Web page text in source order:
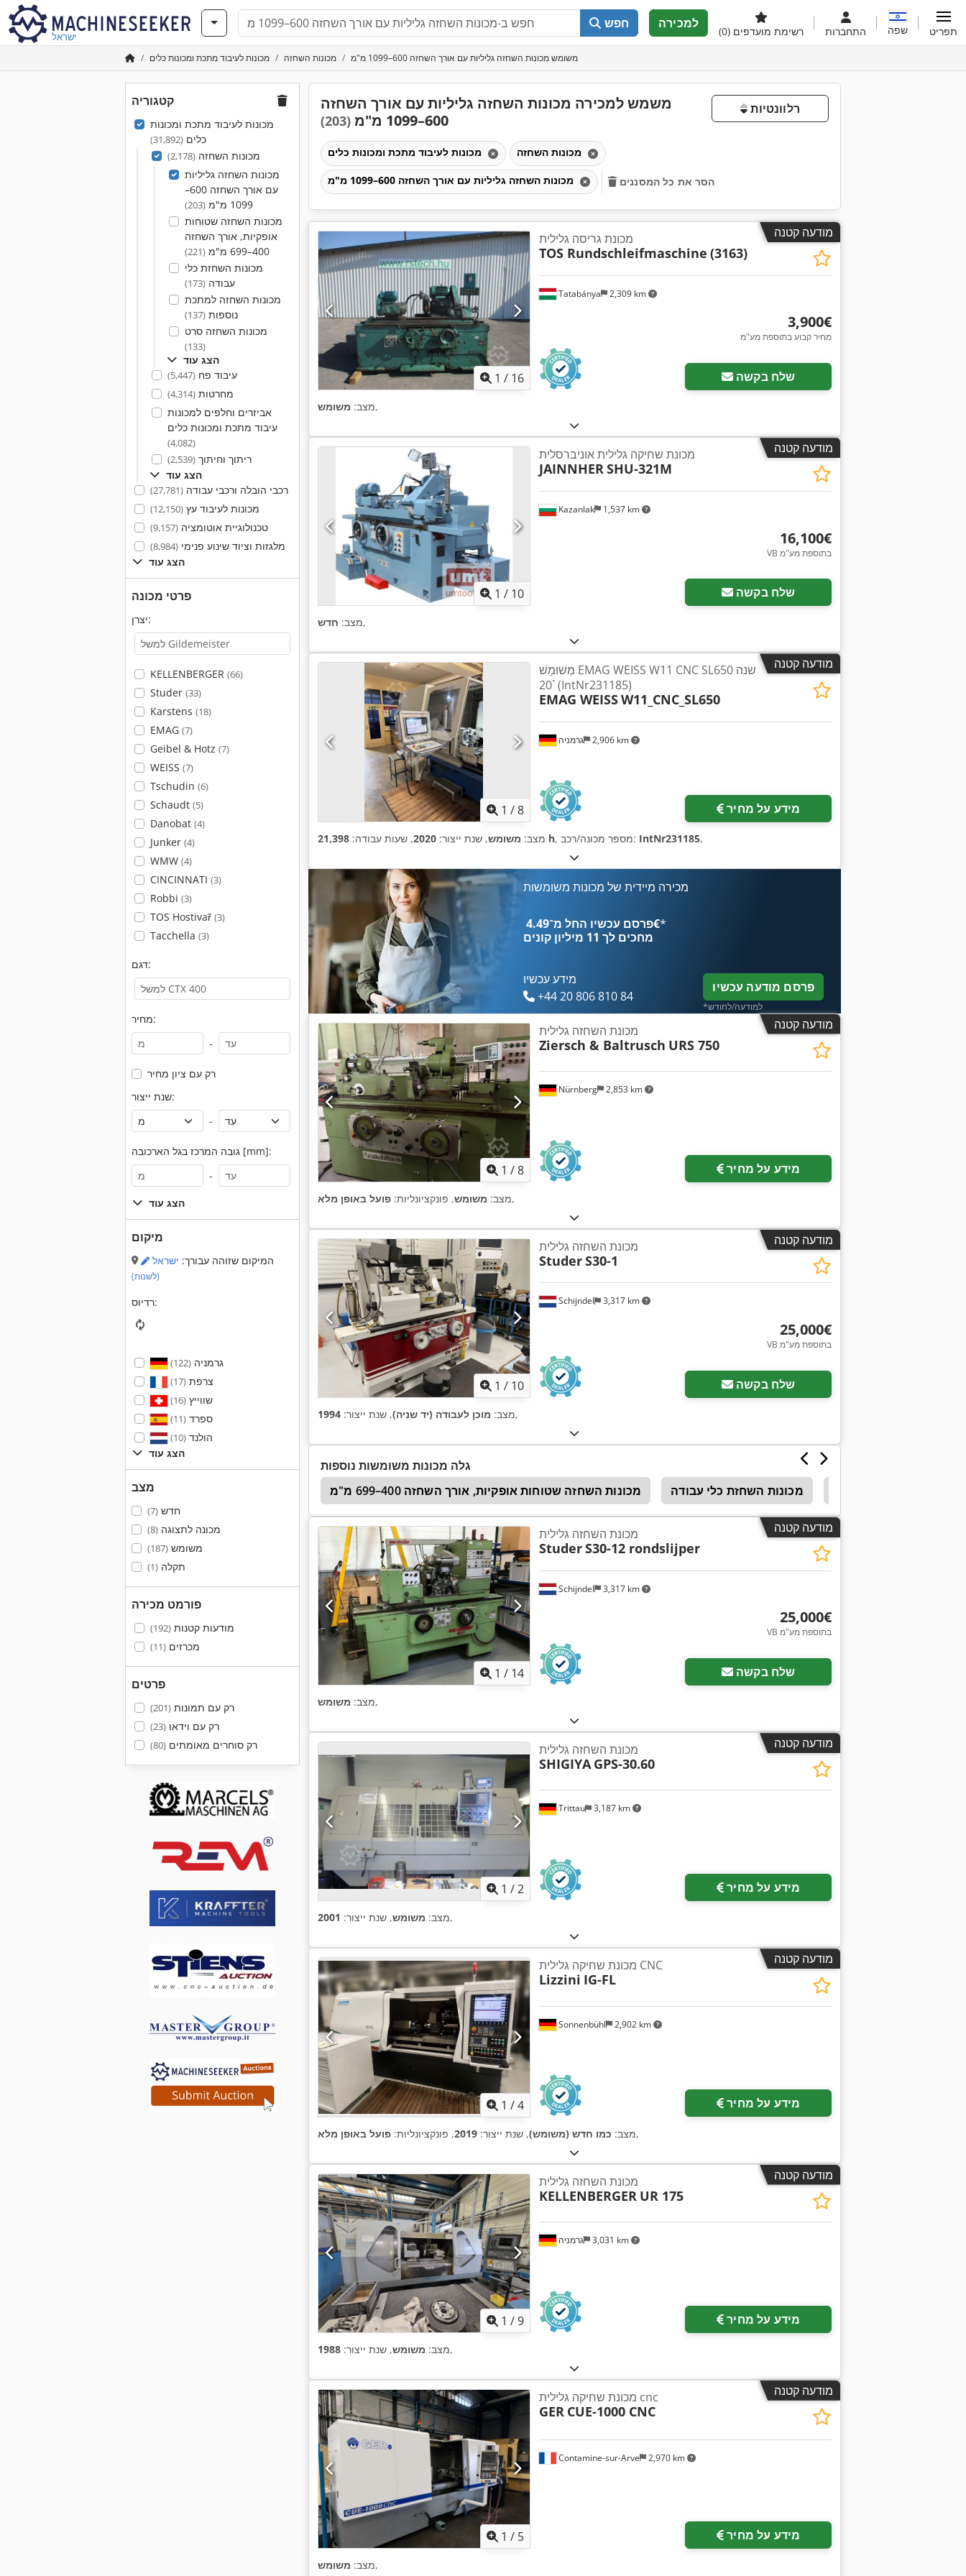
ישראל
חפש למכירה
רשימת מועדפים (0) התחברות שפה תפריט
מכונות לעיבוד מתכת ומכונות כלים מכונות השחזה משומש מכונות השחזה גליליות עם אורך השחזה 600–1099 מ"מ
קטגוריה
מכונות לעיבוד מתכת ומכונות
כלים(31,892)
מכונות השחזה(2,178)
מכונות השחזה גליליות
עם אורך השחזה 600–
1099 מ"מ
(203)
מכונות השחזה שטוחות
אופקיות, אורך השחזה
400–699 מ"מ
(221)
מכונות השחזת כלי
עבודה(173)
מכונות השחזה למתכת
נוספות(137)
מכונות השחזה סרט
(133)
הצג עוד
עיבוד פח(5,447)
מחרטות(4,314)
אביזרים וחלפים למכונות
עיבוד מתכת ומכונות כלים
(4,082)
ריתוך וחיתוך(2,539)
הצג עוד
רכבי הובלה ורכבי עבודה(27,781)
מכונות לעיבוד עץ(12,150)
טכנולוגיית אוטומציה(9,157)
מלגזות וציוד שינוע פנימי(8,984)
הצג עוד
פרטי מכונה
יצרן:
KELLENBERGER (66)
Studer (33)
Karstens (18)
EMAG (7)
Geibel & Hotz (7)
WEISS (7)
Tschudin (6)
Schaudt (5)
Danobat (4)
Junker (4)
WMW (4)
CINCINNATI (3)
Robbi (3)
TOS Hostivař (3)
Tacchella (3)
דגם:
מחיר:
-
רק עם ציון מחיר
שנת ייצור:
-
גובה המרכז בגל הארכובה [mm]:
-
הצג עוד
מיקום
המיקום שזוהה עבורך: ישראל
(לשנות)
רדיוס:
גרמניה(122)
צרפת(17)
שווייץ(16)
ספרד(11)
הולנד(10)
הצג עוד
מצב
חדש(7)
מכונה לתצוגה(8)
משומש(187)
תקלה(1)
פורמט מכירה
מודעות קטנות(192)
מכרזים(11)
פרטים
רק עם תמונות(201)
רק עם וידאו(23)
רק סוחרים מאומתים(80)
משמש למכירה מכונות השחזה גליליות עם אורך השחזה
600–1099 מ"מ
(203)
רלוונטיות
הסר את כל המסננים
מודעה קטנה
1 / 16
Tatabánya 2,309 km
מכונת גריסה גלילית
TOS Rundschleifmaschine (3163)
‏3,900 ‏€
מחיר קבוע בתוספת מע"מ
שלח בקשה
מצב: משומש ,
מודעה קטנה
1 / 10
Kazanlak 1,537 km
מכונת שחיקה גלילית אוניברסלית
JAINNHERSHU-321M
‏16,100 ‏€
VB בתוספת מע"מ
שלח בקשה
מצב: חדש ,
מודעה קטנה
1 /8
גרמניה 2,906 km
מְשׁוּמָשׁ EMAG WEISS W11 CNC SL650 שנה
`20 (IntNr231185)
EMAG WEISSW11_CNC_SL650
מידע על מחיר
מצב: משומש, שנת ייצור: 2020, שעות עבודה: 21,398 h , מספר מכונה/רכב: IntNr231185,
מכירה מיידית של מכונות משומשות
פרסם עכשיו החל מ־‏4.49 ‏€*
מחכים לך 11 מיליון קונים
מידע עכשיו
+44 20 806 810 84
פרסם מודעה עכשיו
*למודעה/לחודש
מודעה קטנה
1 /8
Nürnberg 2,853 km
מכונת השחזה גלילית
Ziersch & Baltrusch URS 750
מידע על מחיר
מצב: משומש, פונקציונליות: פועל באופן מלא ,
מודעה קטנה
1 / 10
Schijndel 3,317 km
מכונת השחזה גלילית
StuderS30-1
‏25,000 ‏€
VB בתוספת מע"מ
שלח בקשה
מצב: מוכן לעבודה (יד שניה), שנת ייצור: 1994 ,
גלה מכונות משומשות נוספות
מכונות השחזה שטוחות אופקיות, אורך השחזה 400–699 מ"מ
מכונות השחזת כלי עבודה
מודעה קטנה
1 / 14
Schijndel 3,317 km
מכונת השחזה גלילית
StuderS30-12 rondslijper
‏25,000 ‏€
VB בתוספת מע"מ
שלח בקשה
מצב: משומש ,
מודעה קטנה
1 /2
Trittau 3,187 km
מכונת השחזה גלילית
SHIGIYA GPS-30.60
מידע על מחיר
מצב: משומש, שנת ייצור: 2001 ,
מודעה קטנה
1 /4
Sonnenbühl 2,902 km
מכונת שחיקה גלילית CNC
Lizzini IG-FL
מידע על מחיר
מצב: כמו חדש (משומש), שנת ייצור: 2019, פונקציונליות: פועל באופן מלא ,
מודעה קטנה
1 /9
גרמניה 3,031 km
מכונת השחזה גלילית
KELLENBERGER UR 175
מידע על מחיר
מצב: משומש, שנת ייצור: 1988 ,
מודעה קטנה
1 / 5
Contamine-sur-Arve 2,970 km
מכונת שחיקה גלילית cnc
GER CUE-1000 CNC
מידע על מחיר
מצב: משומש ,